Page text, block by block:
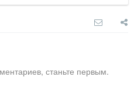
станьте первым.